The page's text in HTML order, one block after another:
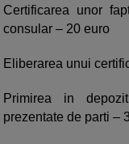
Certificarea unor
consular – 20 euro
Eliberarea unui
Primirea in
prezentate de parti –